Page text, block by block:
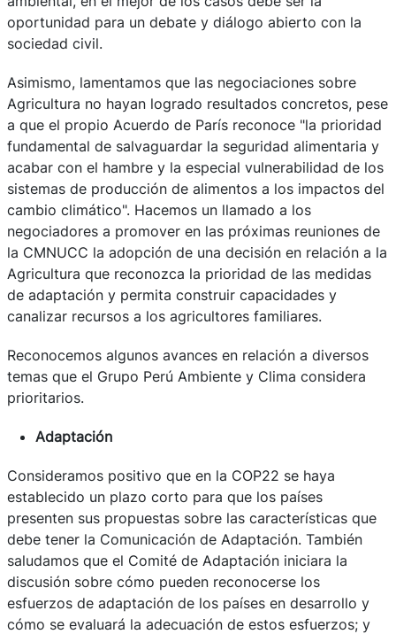
oportunidad para un debate y diálogo abierto con la
sociedad civil.
Asimismo, lamentamos que las negociaciones sobre
Agricultura no hayan logrado resultados concretos, pese
a que el propio Acuerdo de París reconoce "la prioridad
fundamental de salvaguardar la seguridad alimentaria y
acabar con el hambre y la especial vulnerabilidad de los
sistemas de producción de alimentos a los impactos del
cambio climático". Hacemos un llamado a los
negociadores a promover en las próximas reuniones de
la CMNUCC la adopción de una decisión en relación a la
Agricultura que reconozca la prioridad de las medidas
de adaptación y permita construir capacidades y
canalizar recursos a los agricultores familiares.
Reconocemos algunos avances en relación a diversos
temas que el Grupo Perú Ambiente y Clima considera
prioritarios.
Adaptación
Consideramos positivo que en la COP22 se haya
establecido un plazo corto para que los países
presenten sus propuestas sobre las características que
debe tener la Comunicación de Adaptación. También
saludamos que el Comité de Adaptación iniciara la
discusión sobre cómo pueden reconocerse los
esfuerzos de adaptación de los países en desarrollo y
cómo se evaluará la adecuación de estos esfuerzos; y